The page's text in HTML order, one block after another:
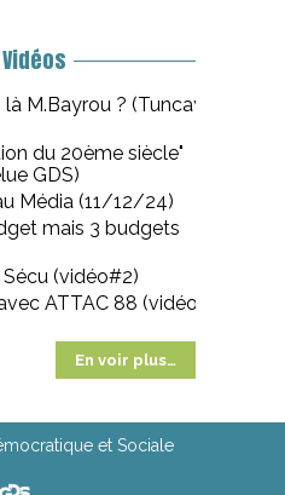
M.Bayrou ? (Tuncay
du 20ème siècle"
GDS)
Média (11/12/24)
mais 3 budgets
(vidéo#2)
ATTAC 88 (vidéo
En voir plus…
et Sociale